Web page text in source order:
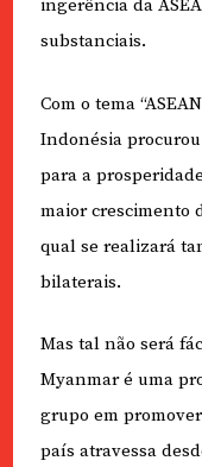
ingerência da
substanciais.
Com o tema
Indonésia
para a
maior crescimento
qual se realizará
bilaterais.
Mas tal não será
Myanmar é uma
grupo em
país atravessa